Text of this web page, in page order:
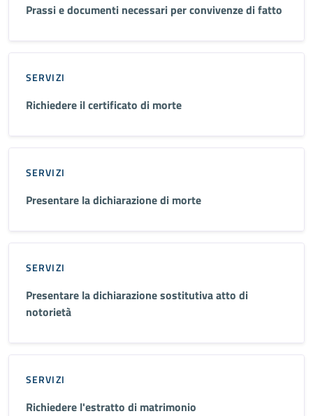
Prassi e documenti necessari per convivenze di fatto
SERVIZI
Richiedere il certificato di morte
SERVIZI
Presentare la dichiarazione di morte
SERVIZI
Presentare la dichiarazione sostitutiva atto di
notorietà
SERVIZI
Richiedere l'estratto di matrimonio